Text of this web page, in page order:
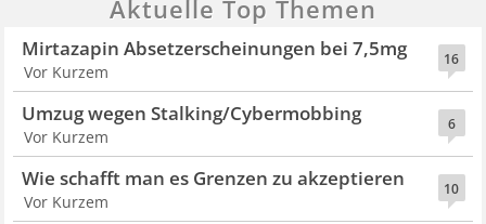
Aktuelle Top Themen
16
Mirtazapin Absetzerscheinungen bei 7,5mg
Vor Kurzem
6
Umzug wegen Stalking/Cybermobbing
Vor Kurzem
10
Wie schafft man es Grenzen zu akzeptieren
Vor Kurzem